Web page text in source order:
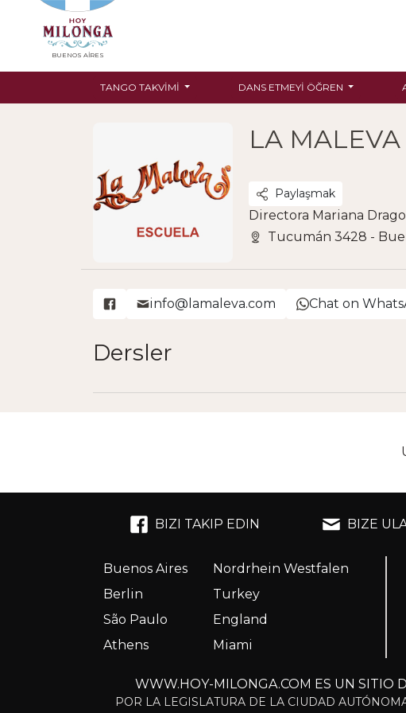
BUENOS AIRES
TANGO TAKVIMI DANS ETMEYI ÖĞREN
LA MALEVA
Paylaşmak
Directora Mariana
Tucumán 3428 -
info@lamaleva.com Chat on
Dersler
BIZI TAKIP EDIN BIZE
Buenos Aires
Nordrhein Westfalen
Berlin
Turkey
São Paulo
England
Athens
Miami
WWW.HOY-MILONGA.COM ES UN SITIO
POR LA LEGISLATURA DE LA CIUDAD